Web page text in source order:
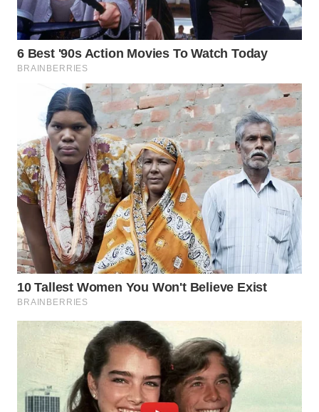
WN
KARAWANG
WN
WN
BOGOR
WN
DEPOK
WN
TAPANULI
UTARA
WN
SAMOSIR
PADANG